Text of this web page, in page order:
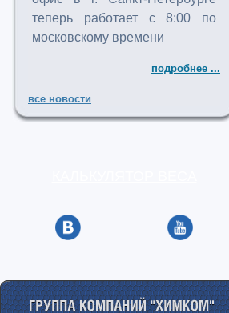
теперь работает с 8:00 по
московскому времени
подробнее ...
все новости